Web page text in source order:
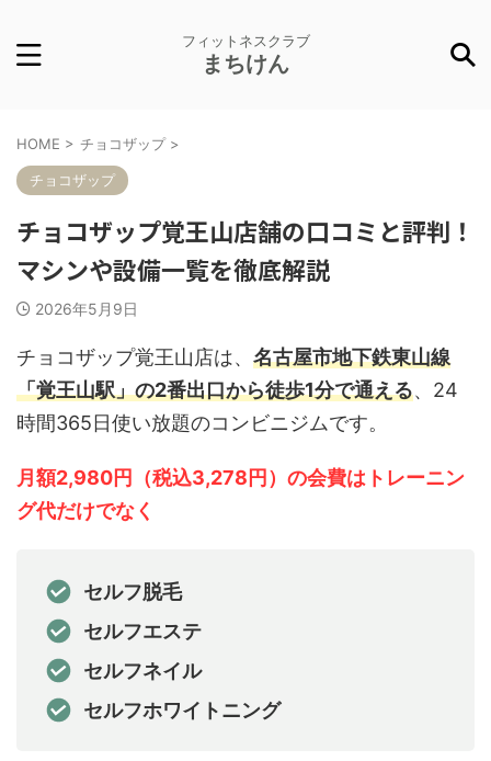
フィットネスクラブ
まちけん
HOME > チョコザップ >
チョコザップ
チョコザップ覚王山店舗の口コミと評判！
マシンや設備一覧を徹底解説
2026年5月9日
チョコザップ覚王山店は、 名古屋市地下鉄東山線
「覚王山駅」の2番出口から徒歩1分で通える、24
時間365日使い放題のコンビニジムです。
月額2,980円（税込3,278円）の会費はトレーニン
グ代だけでなく
セルフ脱毛
セルフエステ
セルフネイル
セルフホワイトニング